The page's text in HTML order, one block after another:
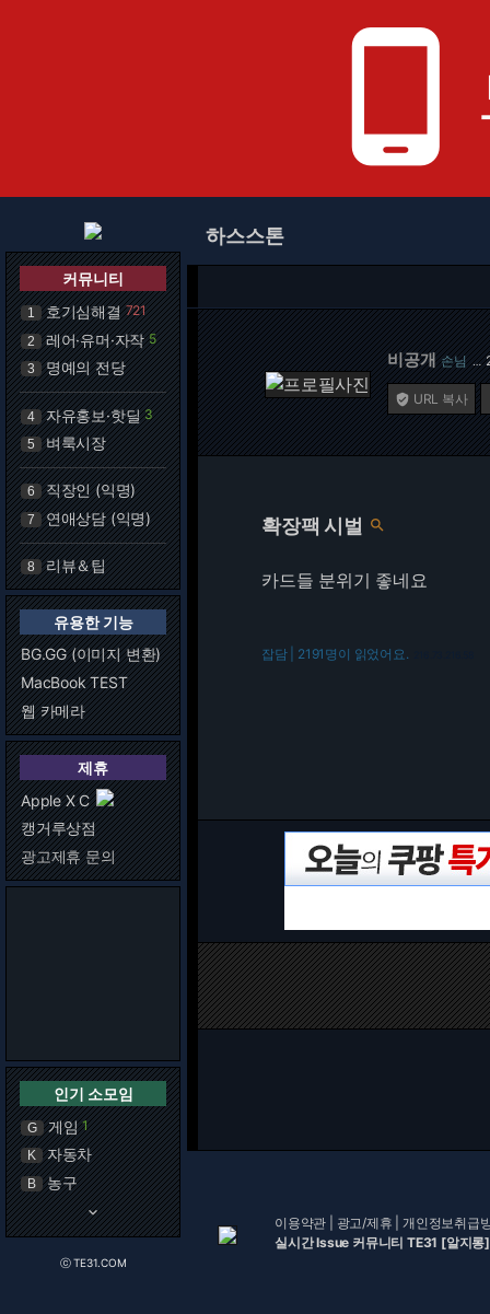
phone_android
커뮤니티
1 호기심해결 721
2 레어·유머·자작 5
3 명예의 전당
4 자유홍보·핫딜 3
5 벼룩시장
6 직장인 (익명)
7 연애상담 (익명)
8 리뷰＆팁
유용한 기능
BG.GG (이미지 변환)
MacBook TEST
웹 카메라
제휴
Apple X C
캥거루상점
광고제휴 문의
인기 소모임
G 게임 1
K 자동차
B 농구
keyboard_arrow_down
ⓒ TE31.COM
하스스톤
비공개 손님 …
 URL 복사
확장팩 시벌 
카드들 분위기 좋네요
잡담 | 2191명이 읽었어요.
이용약관 광고/제휴 |개인정보취급
실시간 Issue 커뮤니티 TE31 [알지